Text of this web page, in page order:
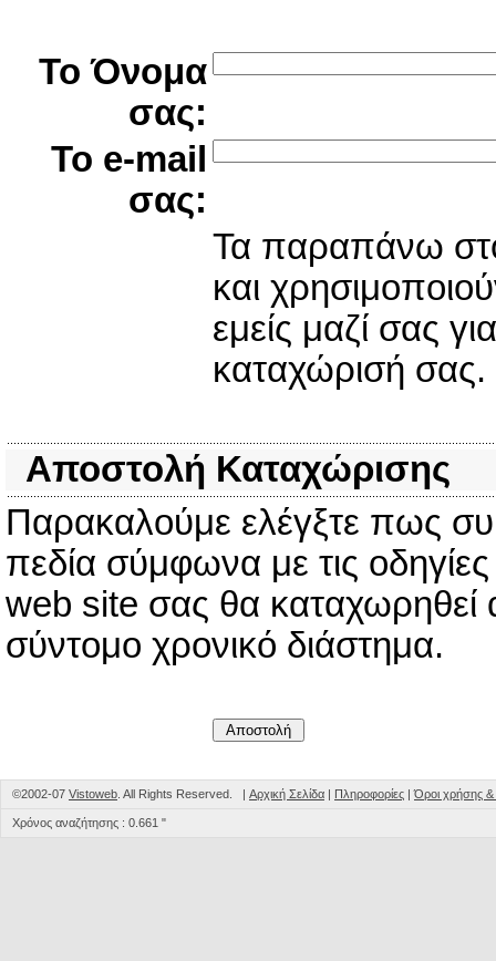
Το Όνομα
σας:
Το e-mail
σας:
Τα παραπάνω
και
εμείς μαζί σας
καταχώρισή σας.
Αποστολή Καταχώρισης
Παρακαλούμε ελέγξτε πως
πεδία σύμφωνα με τις
web site σας θα καταχωρηθεί
σύντομο χρονικό διάστημα.
©2002-07 Vistoweb . All Rights Reserved. | Αρχική Σελίδα | Πληροφορίες |Όροι χρήσης
Χρόνος αναζήτησης : 0.661 "